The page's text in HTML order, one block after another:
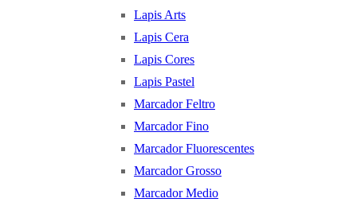
Lapis Arts
Lapis Cera
Lapis Cores
Lapis Pastel
Marcador Feltro
Marcador Fino
Marcador Fluorescentes
Marcador Grosso
Marcador Medio